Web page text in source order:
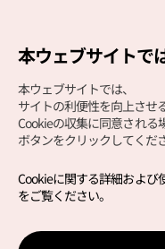
Copyright (c) Korea
サイトエラー報告公
本ウェブサイトで
本ウェブサイトでは、
サイトの利便性を向上させ
Cookieの収集に同意される
ボタンをクリックしてくだ
Cookieに関する詳細および
をご覧ください。